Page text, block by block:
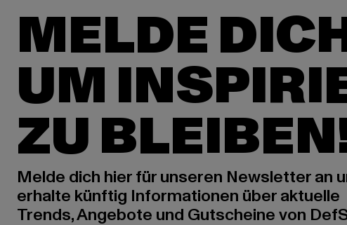
MELDE
UM
ZU
Melde dich hier für unseren Newsletter an
erhalte künftig Informationen über aktuelle
Trends, Angebote und Gutscheine von